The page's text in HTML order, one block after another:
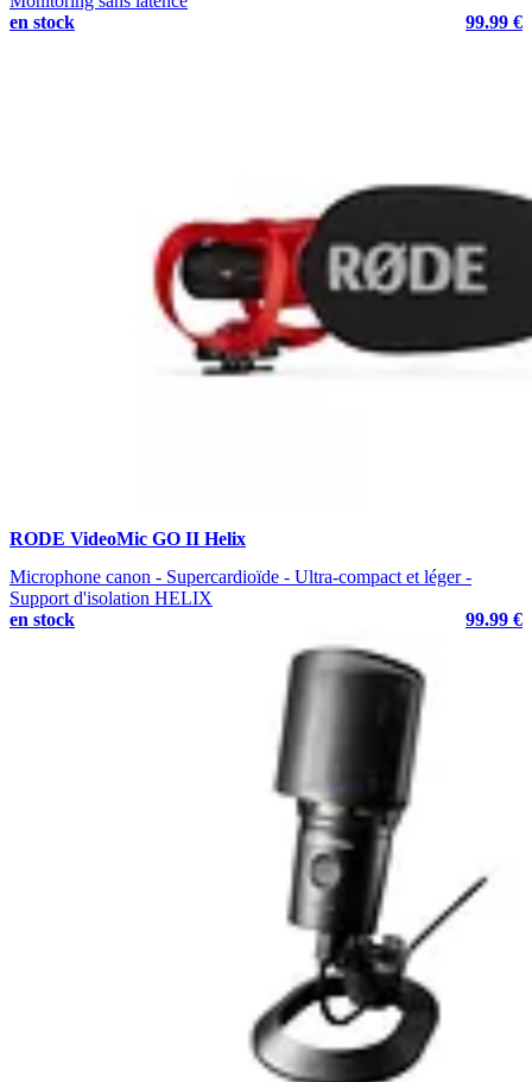
en stock
99.99 €
RODE VideoMic GO II Helix
Microphone canon - Supercardioïde - Ultra-compact et léger -
Support d'isolation HELIX
en stock
99.99 €